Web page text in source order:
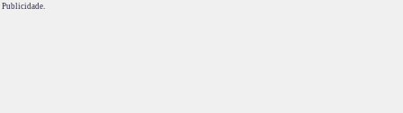
Publicidade.